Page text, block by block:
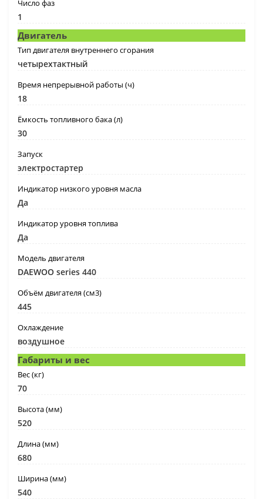
Число фаз
1
Двигатель
Тип двигателя внутреннего сгорания
четырехтактный
Время непрерывной работы (ч)
18
Ёмкость топливного бака (л)
30
Запуск
электростартер
Индикатор низкого уровня масла
Да
Индикатор уровня топлива
Да
Модель двигателя
DAEWOO series 440
Объём двигателя (см3)
445
Охлаждение
воздушное
Габариты и вес
Вес (кг)
70
Высота (мм)
520
Длина (мм)
680
Ширина (мм)
540